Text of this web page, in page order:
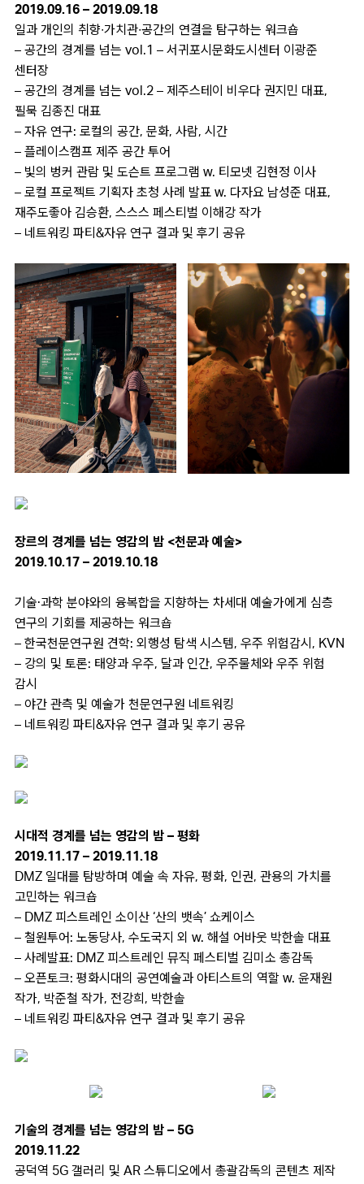
2019.09.16 – 2019.09.18
일과 개인의 취향∙가치관∙공간의 연결을 탐구하는 워크숍
– 공간의 경계를 넘는 vol.1 – 서귀포시문화도시센터 이광준
센터장
– 공간의 경계를 넘는 vol.2 – 제주스테이 비우다 권지민 대표,
필묵 김종진 대표
– 자유 연구: 로컬의 공간, 문화, 사람, 시간
– 플레이스캠프 제주 공간 투어
– 빛의 벙커 관람 및 도슨트 프로그램 w. 티모넷 김현정 이사
– 로컬 프로젝트 기획자 초청 사례 발표 w. 다자요 남성준 대표,
재주도좋아 김승환, 스스스 페스티벌 이해강 작가
– 네트워킹 파티&자유 연구 결과 및 후기 공유
장르의 경계를 넘는 영감의 밤 <천문과 예술>
2019.10.17 – 2019.10.18
기술·과학 분야와의 융복합을 지향하는 차세대 예술가에게 심층
연구의 기회를 제공하는 워크숍
– 한국천문연구원 견학: 외행성 탐색 시스템, 우주 위험감시, KVN
– 강의 및 토론: 태양과 우주, 달과 인간, 우주물체와 우주 위험
감시
– 야간 관측 및 예술가 천문연구원 네트워킹
– 네트워킹 파티&자유 연구 결과 및 후기 공유
시대적 경계를 넘는 영감의 밤 – 평화
2019.11.17 – 2019.11.18
DMZ 일대를 탐방하며 예술 속 자유, 평화, 인권, 관용의 가치를
고민하는 워크숍
– DMZ 피스트레인 소이산 ‘산의 뱃속’ 쇼케이스
– 철원투어: 노동당사, 수도국지 외 w. 해설 어바웃 박한솔 대표
– 사례발표: DMZ 피스트레인 뮤직 페스티벌 김미소 총감독
– 오픈토크: 평화시대의 공연예술과 아티스트의 역할 w. 윤재원
작가, 박준철 작가, 전강희, 박한솔
– 네트워킹 파티&자유 연구 결과 및 후기 공유
기술의 경계를 넘는 영감의 밤 – 5G
2019.11.22
공덕역 5G 갤러리 및 AR 스튜디오에서 총괄감독의 콘텐츠 제작